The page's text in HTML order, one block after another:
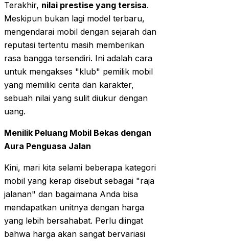
Terakhir, nilai prestise yang tersisa.
Meskipun bukan lagi model terbaru,
mengendarai mobil dengan sejarah dan
reputasi tertentu masih memberikan
rasa bangga tersendiri. Ini adalah cara
untuk mengakses "klub" pemilik mobil
yang memiliki cerita dan karakter,
sebuah nilai yang sulit diukur dengan
uang.
Menilik Peluang Mobil Bekas dengan
Aura Penguasa Jalan
Kini, mari kita selami beberapa kategori
mobil yang kerap disebut sebagai "raja
jalanan" dan bagaimana Anda bisa
mendapatkan unitnya dengan harga
yang lebih bersahabat. Perlu diingat
bahwa harga akan sangat bervariasi